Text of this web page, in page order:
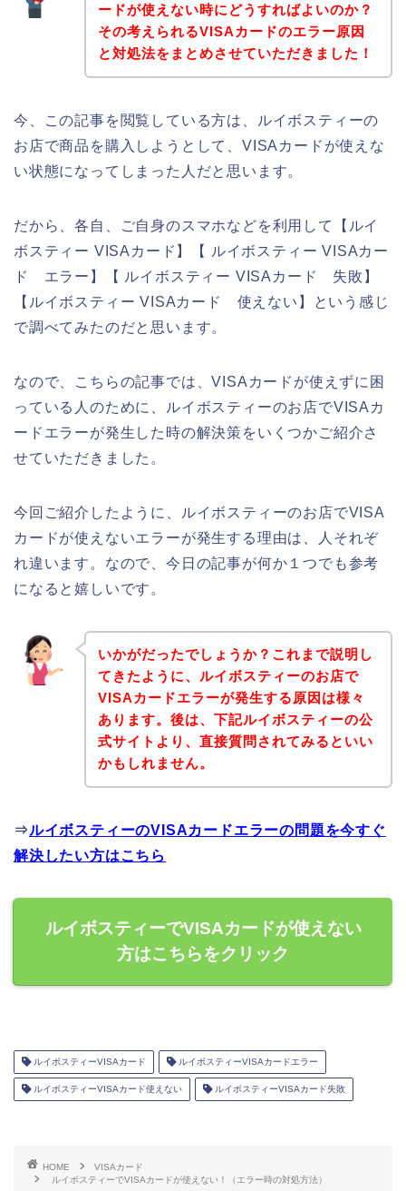
ードが使えない時にどうすればよいのか？
その考えられるVISAカードのエラー原因
と対処法をまとめさせていただきました！
今、この記事を閲覧している方は、ルイボスティーの
お店で商品を購入しようとして、VISAカードが使えな
い状態になってしまった人だと思います。
だから、各自、ご自身のスマホなどを利用して【ルイ
ボスティー VISAカード】【 ルイボスティー VISAカー
ド エラー】【 ルイボスティー VISAカード 失敗】
【ルイボスティー VISAカード 使えない】という感じ
で調べてみたのだと思います。
なので、こちらの記事では、VISAカードが使えずに困
っている人のために、ルイボスティーのお店でVISAカ
ードエラーが発生した時の解決策をいくつかご紹介さ
せていただきました。
今回ご紹介したように、ルイボスティーのお店でVISA
カードが使えないエラーが発生する理由は、人それぞ
れ違います。なので、今日の記事が何か１つでも参考
になると嬉しいです。
いかがだったでしょうか？これまで説明し
てきたように、ルイボスティーのお店で
VISAカードエラーが発生する原因は様々
あります。後は、下記ルイボスティーの公
式サイトより、直接質問されてみるといい
かもしれません。
⇒ルイボスティーのVISAカードエラーの問題を今すぐ
解決したい方はこちら
ルイボスティーでVISAカードが使えない
方はこちらをクリック
ルイボスティーVISAカード ルイボスティーVISAカードエラー
ルイボスティーVISAカード使えない ルイボスティーVISAカード失敗
HOME
VISAカード
ルイボスティーでVISAカードが使えない！（エラー時の対処方法）